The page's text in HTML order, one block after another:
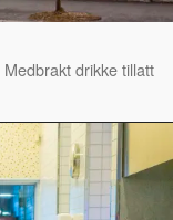
Medbrakt drikke tillatt